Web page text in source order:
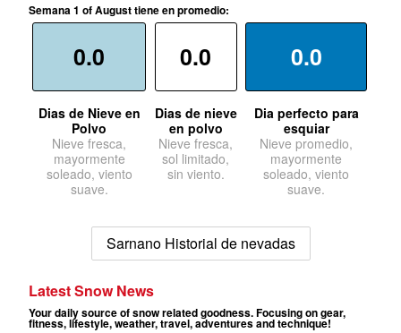
Semana 1 of August tiene en promedio:
0.0
Dias de Nieve en
Polvo
Nieve fresca,
mayormente
soleado, viento
suave.
0.0
Dias de nieve
en polvo
Nieve fresca,
sol limitado,
sin viento.
0.0
Dia perfecto para
esquiar
Nieve promedio,
mayormente
soleado, viento
suave.
Sarnano Historial de nevadas